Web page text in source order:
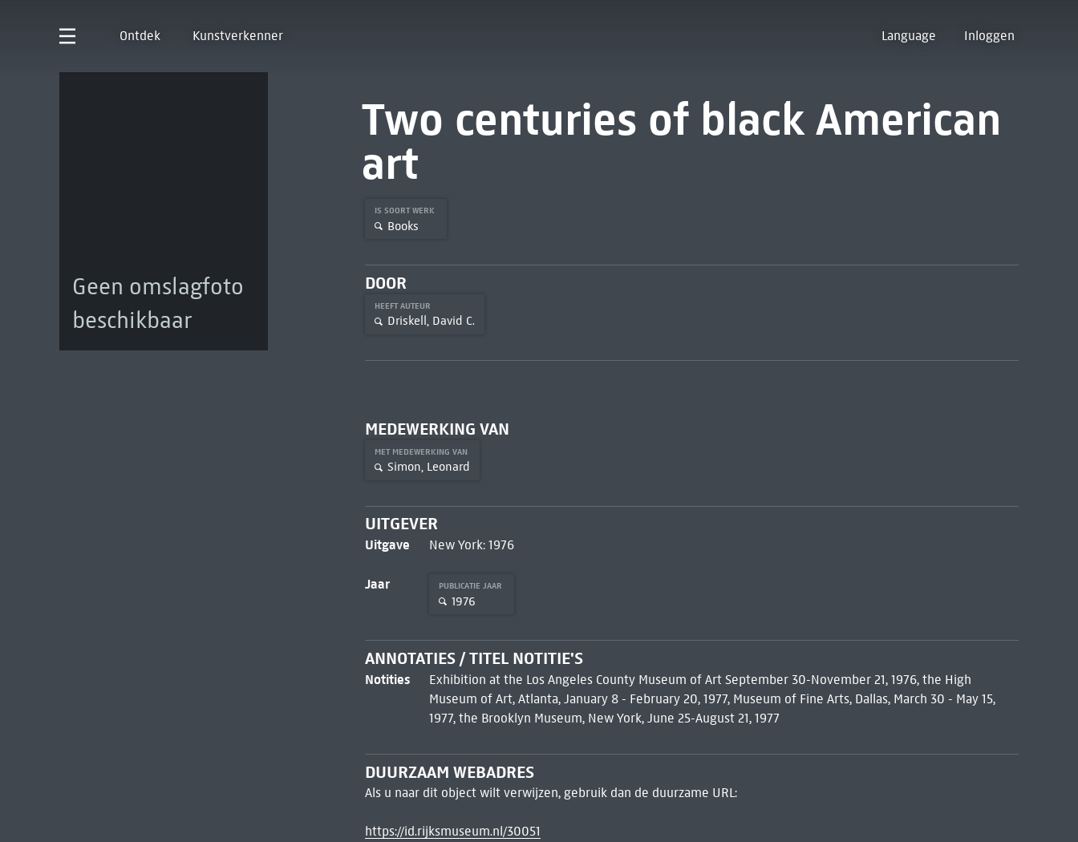
Ontdek Kunstverkenner Language Inloggen
Geen omslagfoto
beschikbaar
Two centuries of black American
art
IS SOORT WERK
Books
DOOR
HEEFT AUTEUR
Driskell, David C.
MEDEWERKING VAN
MET MEDEWERKING VAN
Simon, Leonard
UITGEVER
Uitgave New York: 1976
Jaar PUBLICATIE JAAR
1976
ANNOTATIES / TITEL NOTITIE'S
Notities
Exhibition at the Los Angeles County Museum of Art September 30-November 21, 1976, the High
Museum of Art, Atlanta, January 8 - February 20, 1977, Museum of Fine Arts, Dallas, March 30 - May 15,
1977, the Brooklyn Museum, New York, June 25-August 21, 1977
DUURZAAM WEBADRES
Als u naar dit object wilt verwijzen, gebruik dan de duurzame URL:
https://id.rijksmuseum.nl/30051